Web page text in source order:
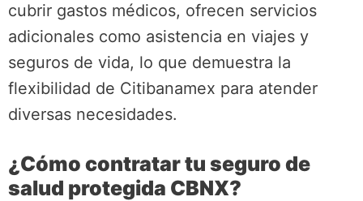
cubrir gastos médicos, ofrecen servicios
adicionales como asistencia en viajes y
seguros de vida, lo que demuestra la
flexibilidad de Citibanamex para atender
diversas necesidades.
¿Cómo contratar tu seguro de
salud protegida CBNX?